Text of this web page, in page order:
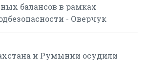
балансов в рамках
- Оверчук
и Румынии осудили